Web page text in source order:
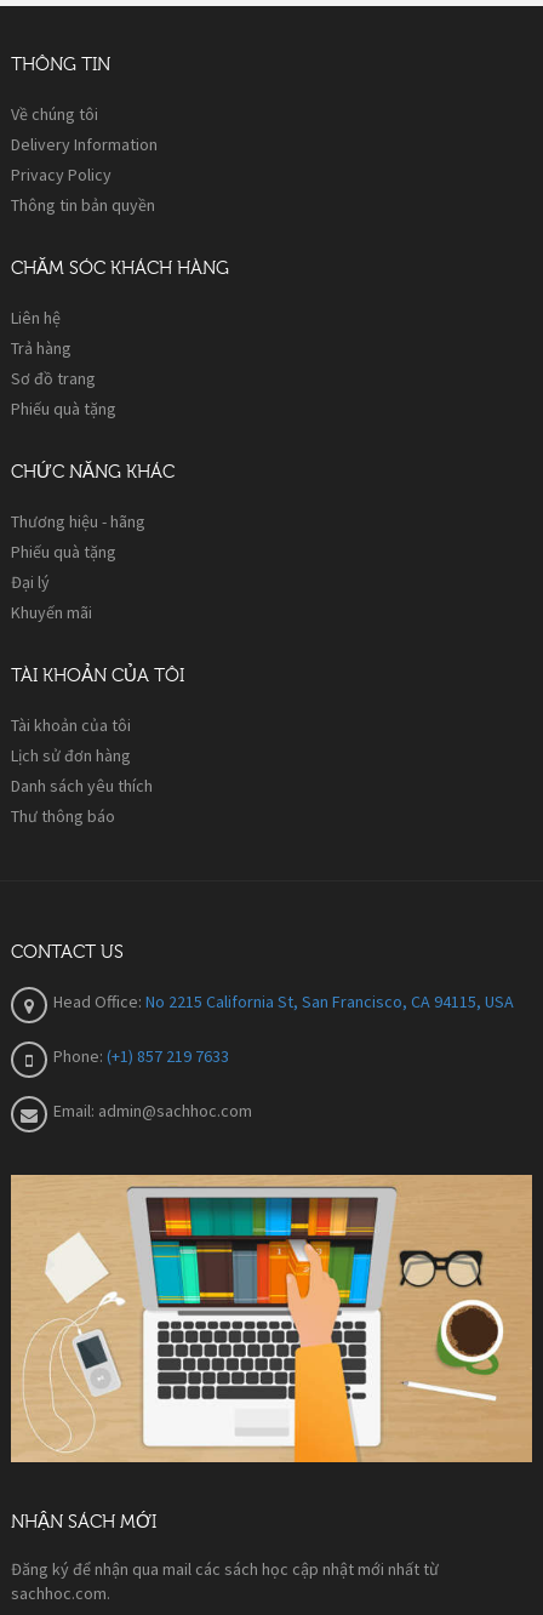
THÔNG TIN
Về chúng tôi
Delivery Information
Privacy Policy
Thông tin bản quyền
CHĂM SÓC KHÁCH HÀNG
Liên hệ
Trả hàng
Sơ đồ trang
Phiếu quà tặng
CHỨC NĂNG KHÁC
Thương hiệu - hãng
Phiếu quà tặng
Đại lý
Khuyến mãi
TÀI KHOẢN CỦA TÔI
Tài khoản của tôi
Lịch sử đơn hàng
Danh sách yêu thích
Thư thông báo
CONTACT US
Head Office: No 2215 California St, San Francisco, CA 94115, USA
Phone: (+1) 857 219 7633
Email: admin@sachhoc.com
NHẬN SÁCH MỚI
Đăng ký để nhận qua mail các sách học cập nhật mới nhất từ
sachhoc.com.